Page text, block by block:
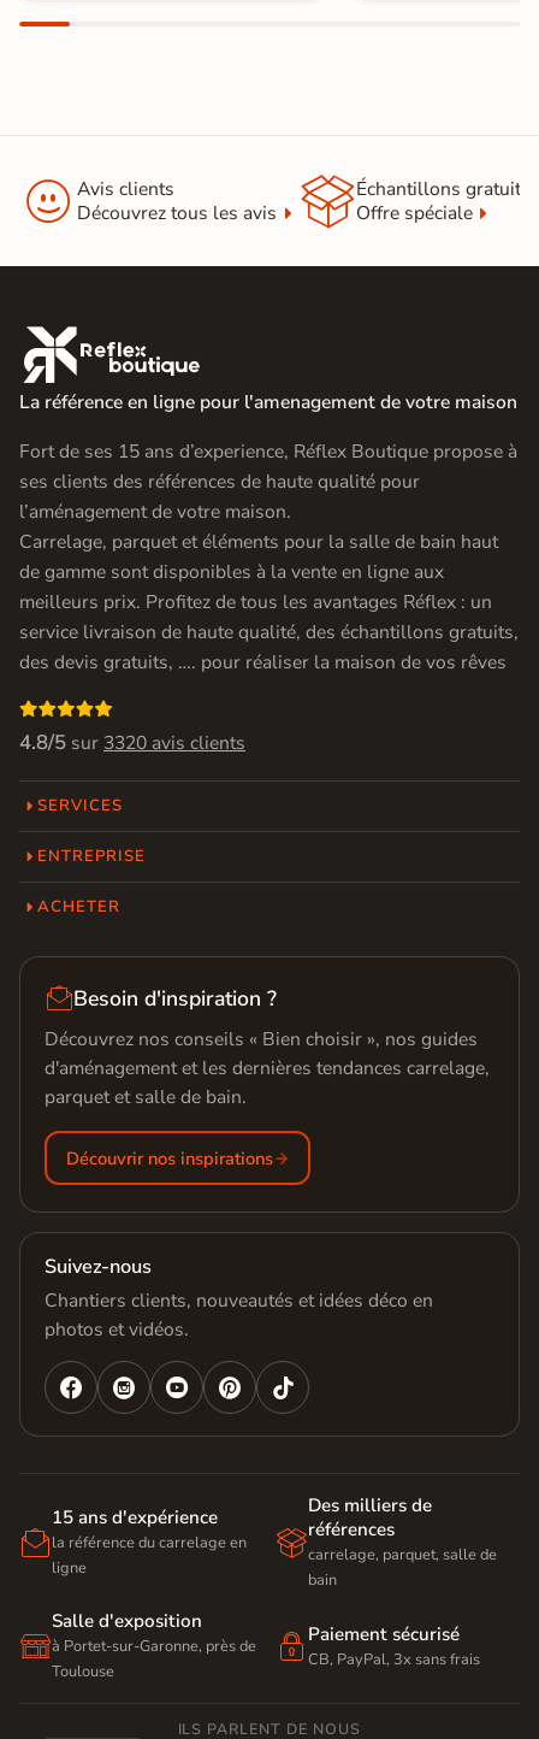
 Avis clients
Découvrez tous les avis
Échantillons gratuit
Offre spéciale

La référence en ligne pour l'amenagement de votre maison
Fort de ses 15 ans d’experience, Réflex Boutique propose à
ses clients des références de haute qualité pour
l’aménagement de votre maison.
Carrelage, parquet et éléments pour la salle de bain haut
de gamme sont disponibles à la vente en ligne aux
meilleurs prix. Profitez de tous les avantages Réflex : un
service livraison de haute qualité, des échantillons gratuits,
des devis gratuits, …. pour réaliser la maison de vos rêves

4.8/5 sur 3320 avis clients
SERVICES
ENTREPRISE
ACHETER
Besoin d'inspiration ?
Découvrez nos conseils « Bien choisir », nos guides
d'aménagement et les dernières tendances carrelage,
parquet et salle de bain.
Découvrir nos inspirations
Suivez-nous
Chantiers clients, nouveautés et idées déco en
photos et vidéos.
   

15 ans d'expérience
la référence du carrelage en
ligne

Des milliers de
références
carrelage, parquet, salle de
bain

Salle d'exposition
à Portet-sur-Garonne, près de
Toulouse
 Paiement sécurisé
CB, PayPal, 3x sans frais
ILS PARLENT DE NOUS